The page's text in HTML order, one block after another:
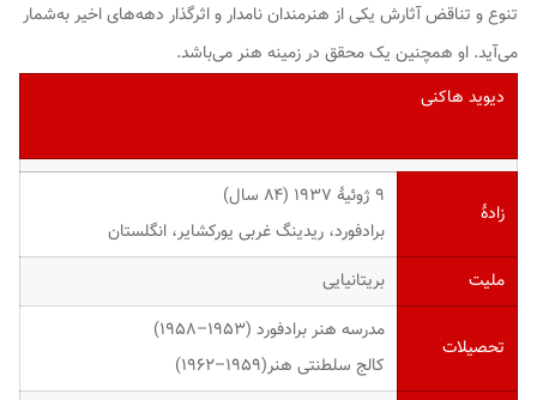
تنوع و تناقض آثارش یکی از هنرمندان نامدار و اثرگذار دهه‌های اخیر به‌شمار
می‌آید. او همچنین یک محقق در زمینه هنر می‌باشد.
دیوید هاکنی
زادهٔ
۹ ژوئیهٔ ۱۹۳۷ ‏(۸۴ سال)
برادفورد، ریدینگ غربی یورکشایر، انگلستان
ملیت
بریتانیایی
تحصیلات
مدرسه هنر برادفورد (۱۹۵۳–۱۹۵۸)
کالج سلطنتی هنر(۱۹۵۹–۱۹۶۲)